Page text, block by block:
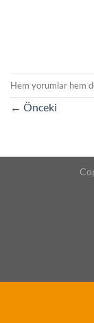
Hem yorumlar hem
← Önceki